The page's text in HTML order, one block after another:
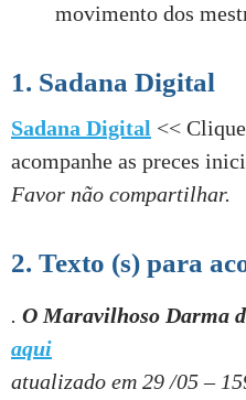
movimento dos
1. Sadana Digital
Sadana Digital <<
acompanhe as preces
Favor não compartilhar.
2. Texto (s) para
. O Maravilhoso Darma
aqui
atualizado em 29 /05 – 1